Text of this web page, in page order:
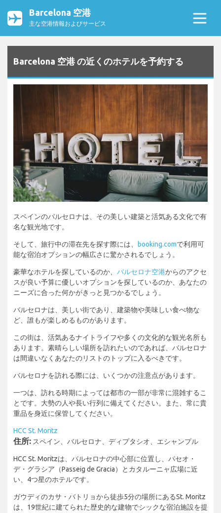
Barcelona 空港
主な空港情報およびサービス
Barcelona 空港 の近くのホテルを予約する
スペインのバルセロナは、その美しい建築と活気ある文化で有
名な観光地です。
そして、旅行中の滞在先を探す際には、 booking.comで利用可
能な宿泊オプションの幅広さに驚かされるでしょう。
豪華なホテルを探しているのか、 バルセロナ空港からのアクセ
スが良い予算に優しいオプションを探しているのか、あなたの
ニーズに合った何かがきっと見つかるでしょう。
バルセロナは、美しい街であり、建築物や美味しい食べ物な
ど、誰もが楽しめるものがあります。
この街は、活気あるナイトライフや多くの文化的な観光名所も
あります。素晴らしい場所を訪れたいのであれば、バルセロナ
は間違いなくあなたのリストのトップに入るべきです。
バルセロナを訪れる際には、いくつかの注意点があります。
一つは、訪れる時期によっては都市の一部が非常に混雑するこ
とです。大勢の人や長い行列に備えてください。また、常に貴
重品を身近に保管してください。
HCC St. Moritz
住所: スペイン、バルセロナ、ディプタシオ、エシャンプル
HCC St. Moritzは、バルセロナの中心部に位置し、パセオ・
デ・グラシア（Passeig de Gracia）とカタルーニャ広場に近
い、4つ星のホテルです。
ガウディのカサ・バトリョから徒歩5分の場所にあるSt. Moritz
は、19世紀に建てられた歴史的な建物でシックな宿泊施設を提